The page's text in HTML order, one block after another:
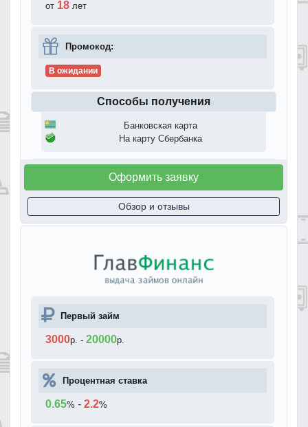
от 18 лет
Промокод:
В ожидании
Способы получения
Банковская карта
На карту Сбербанка
Оформить заявку
Обзор и отзывы
Первый займ
3000р. - 20000р.
Процентная ставка
0.65% - 2.2%